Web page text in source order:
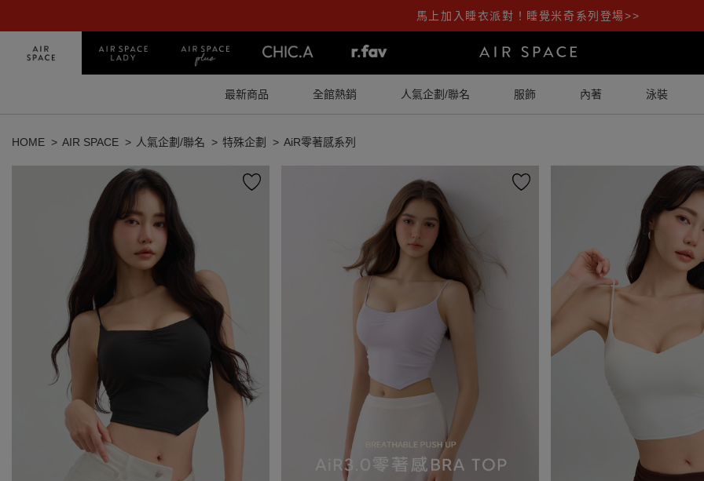
馬上加入睡衣派對！睡覺米奇系列登場>>
最新商品 全館熱銷 人氣企劃/聯名 服飾 內著 泳裝
HOME AIR SPACE 人氣企劃/聯名 特殊企劃 AiR零著感系列